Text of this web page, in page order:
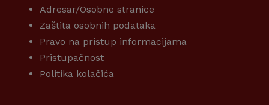
Adresar/Osobne stranice
Zaštita osobnih podataka
Pravo na pristup informacijama
Pristupačnost
Politika kolačića